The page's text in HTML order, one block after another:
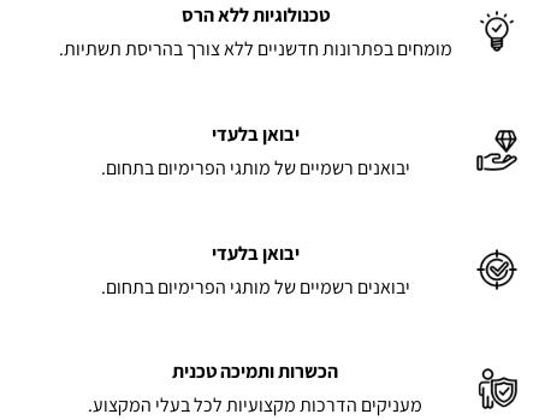
טכנולוגיות ללא הרס
מומחים בפתרונות חדשניים ללא צורך בהריסת תשתיות.
יבואן בלעדי
יבואנים רשמיים של מותגי הפרימיום בתחום.
יבואן בלעדי
יבואנים רשמיים של מותגי הפרימיום בתחום.
הכשרות ותמיכה טכנית
מעניקים הדרכות מקצועיות לכל בעלי המקצוע.